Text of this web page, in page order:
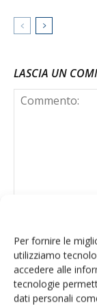
Per fornire le
utilizziamo
accedere alle
tecnologie
dati personali
LASCIA UN